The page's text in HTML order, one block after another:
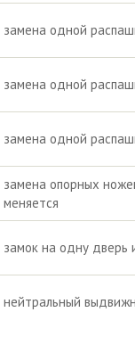
замена одной
замена одной
замена одной
замена опорных
меняется
замок на одну дверь
нейтральный